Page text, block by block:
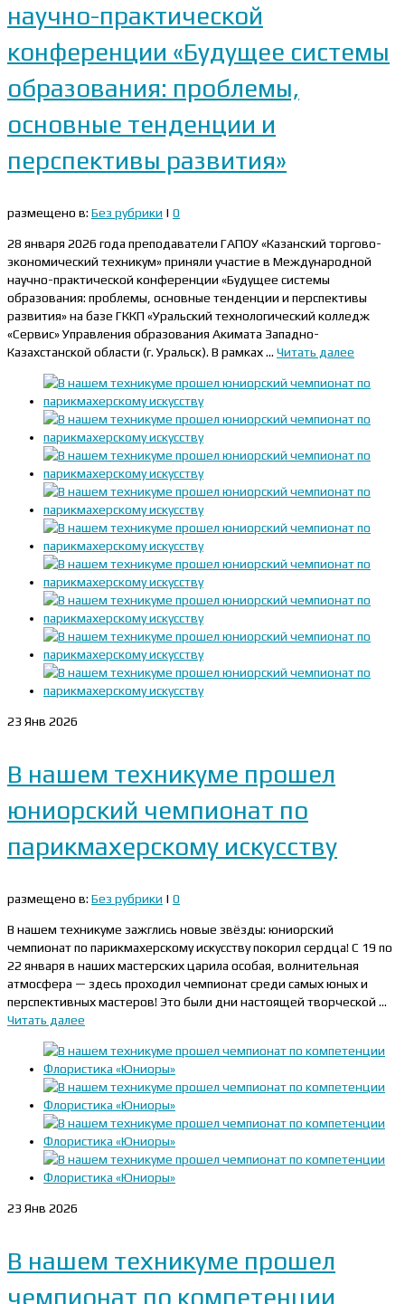
научно-практической
конференции «Будущее системы
образования: проблемы,
основные тенденции и
перспективы развития»
размещено в: Без рубрики | 0
28 января 2026 года преподаватели ГАПОУ «Казанский торгово-
экономический техникум» приняли участие в Международной
научно-практической конференции «Будущее системы
образования: проблемы, основные тенденции и перспективы
развития» на базе ГККП «Уральский технологический колледж
«Сервис» Управления образования Акимата Западно-
Казахстанской области (г. Уральск). В рамках … Читать далее
23 Янв 2026
В нашем техникуме прошел
юниорский чемпионат по
парикмахерскому искусству
размещено в: Без рубрики | 0
В нашем техникуме зажглись новые звёзды: юниорский
чемпионат по парикмахерскому искусству покорил сердца! С 19 по
22 января в наших мастерских царила особая, волнительная
атмосфера — здесь проходил чемпионат среди самых юных и
перспективных мастеров! Это были дни настоящей творческой …
Читать далее
23 Янв 2026
В нашем техникуме прошел
чемпионат по компетенции